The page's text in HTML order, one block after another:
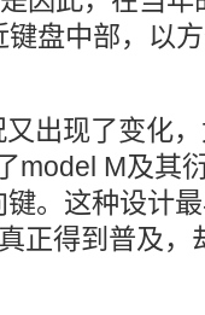
盘中部，以
出现了变化
model M及其
键。这种设计
正得到普及，